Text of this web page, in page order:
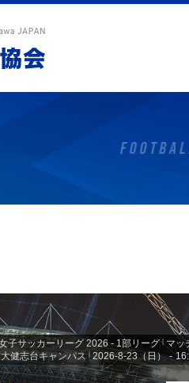
子サッカーリーグ 2026 - 1部リーグ
マッ
健志台キャンパス
2026-8-23（日） -